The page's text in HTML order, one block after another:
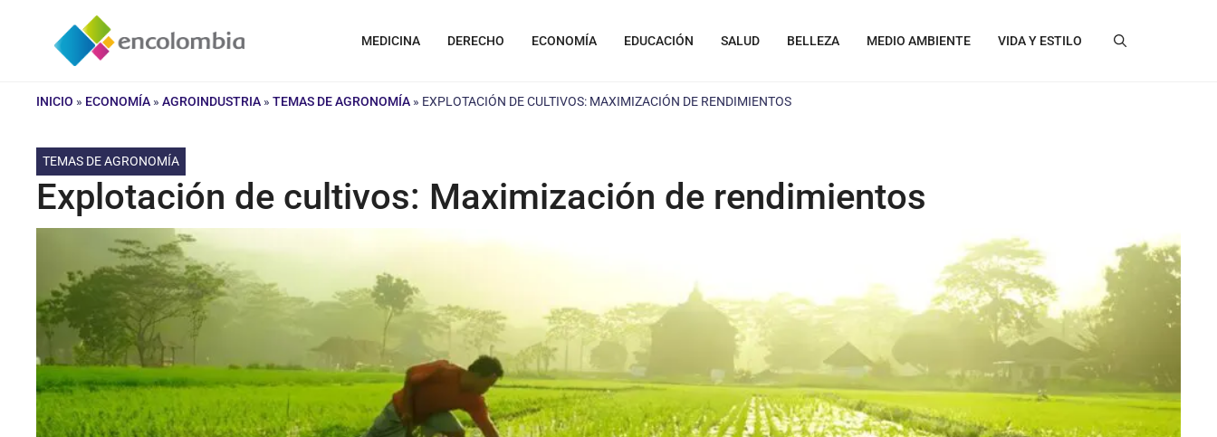
contenido
MEDICINA DERECHO ECONOMÍA EDUCACIÓN SALUD BELLEZA MEDIO AMBIENTE VIDA Y ESTILO
INICIO » ECONOMÍA » AGROINDUSTRIA » TEMAS DE AGRONOMÍA » EXPLOTACIÓN DE CULTIVOS: MAXIMIZACIÓN DE RENDIMIENTOS
TEMAS DE AGRONOMÍA
Explotación de cultivos: Maximización de rendimientos